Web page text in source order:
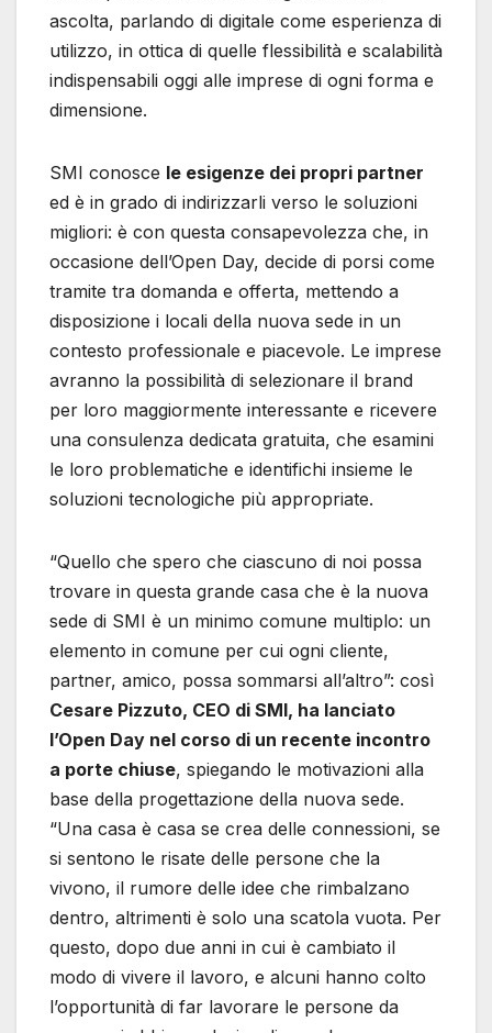
ascolta, parlando di digitale come esperienza di
utilizzo, in ottica di quelle flessibilità e scalabilità
indispensabili oggi alle imprese di ogni forma e
dimensione.
SMI conosce le esigenze dei propri partner
ed è in grado di indirizzarli verso le soluzioni
migliori: è con questa consapevolezza che, in
occasione dell’Open Day, decide di porsi come
tramite tra domanda e offerta, mettendo a
disposizione i locali della nuova sede in un
contesto professionale e piacevole. Le imprese
avranno la possibilità di selezionare il brand
per loro maggiormente interessante e ricevere
una consulenza dedicata gratuita, che esamini
le loro problematiche e identifichi insieme le
soluzioni tecnologiche più appropriate.
“Quello che spero che ciascuno di noi possa
trovare in questa grande casa che è la nuova
sede di SMI è un minimo comune multiplo: un
elemento in comune per cui ogni cliente,
partner, amico, possa sommarsi all’altro”: così
Cesare Pizzuto, CEO di SMI, ha lanciato
l’Open Day nel corso di un recente incontro
a porte chiuse, spiegando le motivazioni alla
base della progettazione della nuova sede.
“Una casa è casa se crea delle connessioni, se
si sentono le risate delle persone che la
vivono, il rumore delle idee che rimbalzano
dentro, altrimenti è solo una scatola vuota. Per
questo, dopo due anni in cui è cambiato il
modo di vivere il lavoro, e alcuni hanno colto
l’opportunità di far lavorare le persone da